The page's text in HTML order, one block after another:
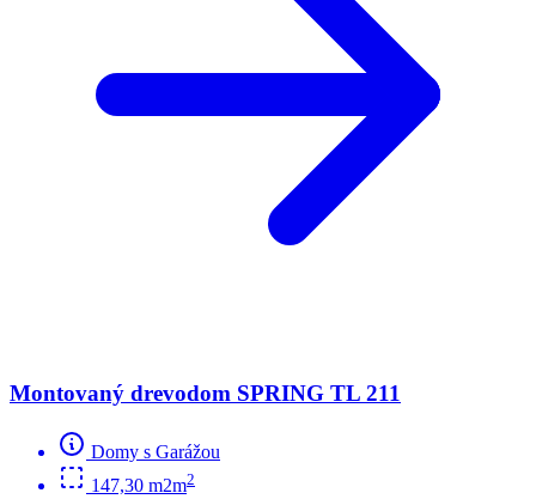
Montovaný drevodom SPRING TL 211
Domy s Garážou
147,30 m2m2